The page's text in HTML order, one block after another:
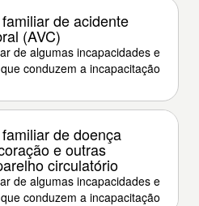
de acidente
(AVC)
de algumas incapacidades e
conduzem a incapacitação
de doença
e outras
circulatório
de algumas incapacidades e
conduzem a incapacitação